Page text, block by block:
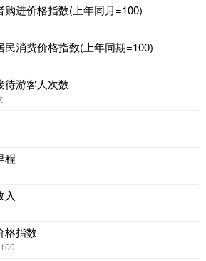
购进价格指数(上年同月=100)
民消费价格指数(上年同期=100)
待游客人次数
程
入
格指数